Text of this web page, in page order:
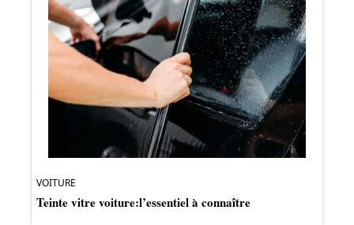
VOITURE
Teinte vitre voiture:l’essentiel à connaître